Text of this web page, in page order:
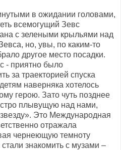
в ожидании головами,
всемогущий Зевс
с зелеными крыльями над
но, увы, по каким-то
другое место посадки.
- приятно было
за траекторией спуска
наверняка хотелось
герою. Зато чуть позднее
плывущую над нами,
Это Международная
отражала
чернеющую темноту
знакомить с музами –